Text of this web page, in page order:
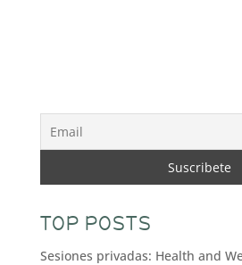
TOP POSTS
Sesiones privadas: Health and